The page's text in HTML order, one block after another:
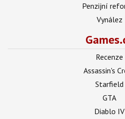
Penzijní
Vynález
Recenze
Assassin's
Starfield
GTA
Diablo IV